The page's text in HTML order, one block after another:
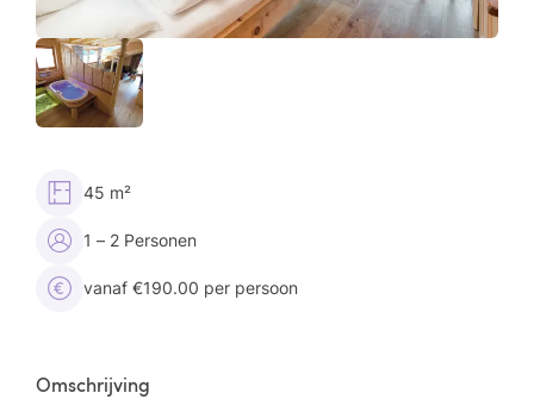
45 m²
1 – 2 Personen
vanaf €190.00 per persoon
Omschrijving